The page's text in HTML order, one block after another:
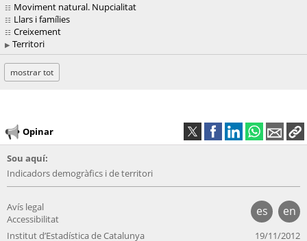
Moviment natural. Nupcialitat
Llars i famílies
Creixement
Territori
mostrar tot
Opinar
Sou aquí:
Indicadors demogràfics i de territori
es en
Avís legal
Accessibilitat
Institut d’Estadística de Catalunya
19/11/2012